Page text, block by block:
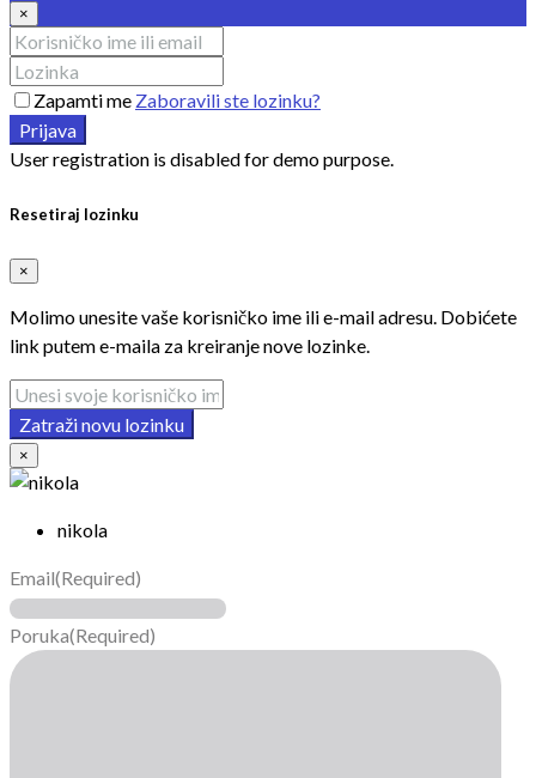
×
Zapamti me Zaboravili ste lozinku?
Prijava
User registration is disabled for demo purpose.
Resetiraj lozinku
×
Molimo unesite vaše korisničko ime ili e-mail adresu. Dobićete
link putem e-maila za kreiranje nove lozinke.
Zatraži novu lozinku
×
nikola
Email(Required)
Poruka(Required)